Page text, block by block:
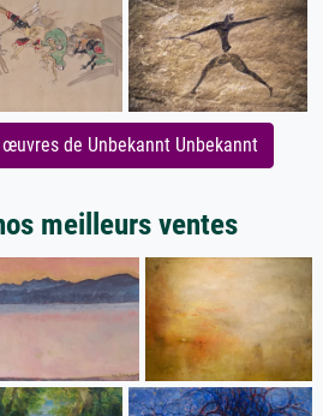
de Unbekannt Unbekannt
meilleurs ventes